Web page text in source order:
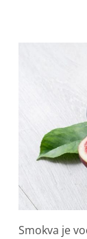
Smokva je